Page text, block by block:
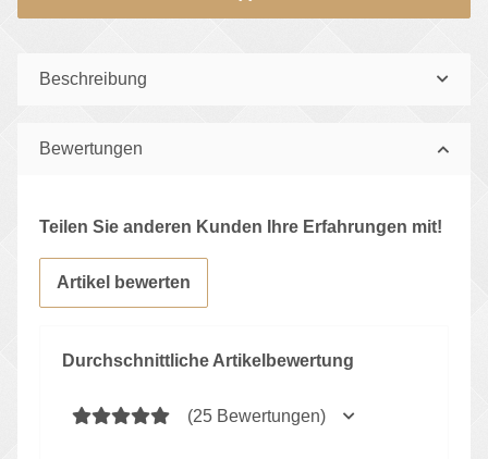
Beschreibung
Bewertungen
Durchschnittliche Artikelbewertung
(25 Bewertungen)
Teilen Sie anderen Kunden Ihre Erfahrungen mit!
Artikel bewerten